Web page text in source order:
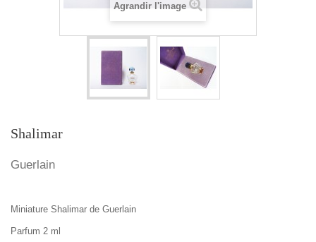
Agrandir l'image
Shalimar
Guerlain
Miniature Shalimar de Guerlain
Parfum 2 ml